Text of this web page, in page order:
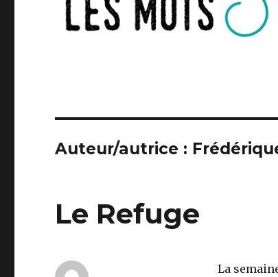
Auteur/autrice :
Le Refuge
La